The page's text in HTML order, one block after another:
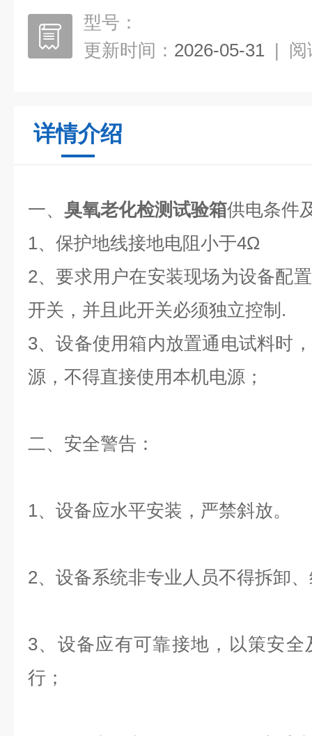
型号：
更新时间： 2026-05-31 | 阅
详情介绍
一、 臭氧老化检测试验箱供电条件
1、保护地线接地电阻小于4Ω
2、要求用户在安装现场为设备配
开关，并且此开关必须独立控制.
3、设备使用箱内放置通电试料时
源，不得直接使用本机电源；
二、安全警告：
1、 设备应水平安装，严禁斜放。
2、设备系统非专业人员不得拆卸
3、设备应有可靠接地，以策安
行；